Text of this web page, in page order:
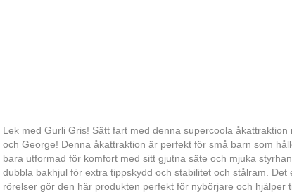
Lek med Gurli Gris! Sätt fart med denna supercoola
och George! Denna åkattraktion är perfekt för små barn som
bara utformad för komfort med sitt gjutna säte och mjuka
dubbla bakhjul för extra tippskydd och stabilitet och stålram. Det
rörelser gör den här produkten perfekt för nybörjare och hjälper